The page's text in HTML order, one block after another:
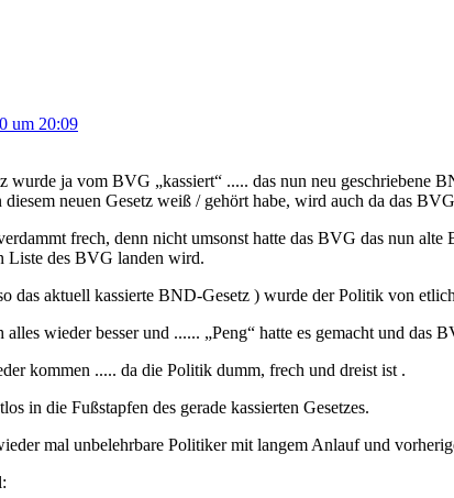
um 20:09
wurde ja vom BVG „kassiert“ ..... das nun neu geschriebene
neuen Gesetz weiß / gehört habe, wird auch da das
frech, denn nicht umsonst hatte das BVG das nun
Liste des BVG landen wird.
das aktuell kassierte BND-Gesetz ) wurde der Politik von
wieder besser und ...... „Peng“ hatte es gemacht und das
kommen ..... da die Politik dumm, frech und dreist ist .
in die Fußstapfen des gerade kassierten Gesetzes.
mal unbelehrbare Politiker mit langem Anlauf und